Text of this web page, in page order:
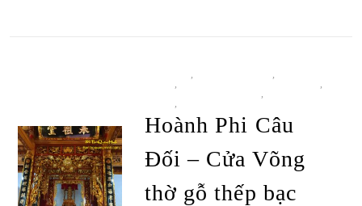
, ,
,
,
,
,
Hoành Phi Câu
Đối – Cửa Võng
thờ gỗ thếp bạc